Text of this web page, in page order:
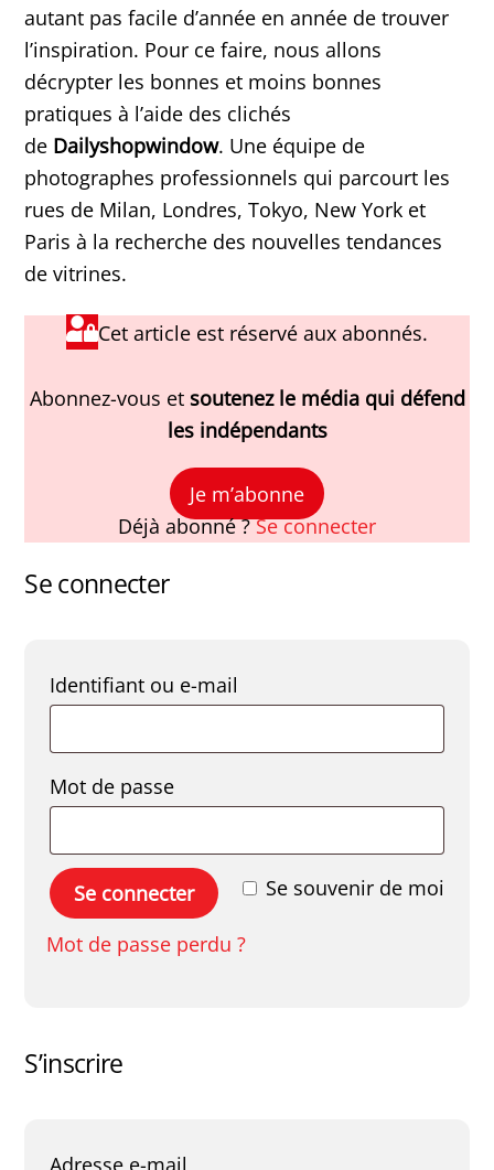
autant pas facile d’année en année de trouver
l’inspiration. Pour ce faire, nous allons
décrypter les bonnes et moins bonnes
pratiques à l’aide des clichés
de Dailyshopwindow. Une équipe de
photographes professionnels qui parcourt les
rues de Milan, Londres, Tokyo, New York et
Paris à la recherche des nouvelles tendances
de vitrines.
Cet article est réservé aux abonnés.
Abonnez-vous et soutenez le média qui défend
les indépendants
Je m’abonne
Déjà abonné ?Se connecter
Se connecter
Identifiant ou e-mail
Mot de passe
Se souvenir de moi
Se connecter
Mot de passe perdu ?
S’inscrire
Adresse e-mail